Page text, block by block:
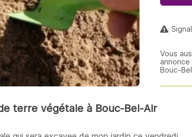
terre végétale à Bouc-Bel-Air
Vous
Bouc-